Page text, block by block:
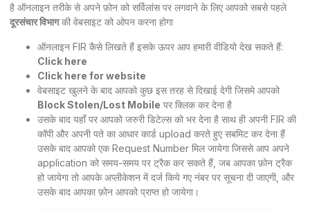
है ऑनलाइन तरीके से अपने फ़ोन को सर्विलांस पर लगवाने के लिए आपको सबसे पहले
दूरसंचार विभागकी वेबसाइट को ओपन करना होगा
ऑनलाइन FIR कैसे लिखते हैं इसके ऊपर आप हमारी वीडियो देख सकते हैं:
Click here
Click here for website
वेबसाइट खुलने के बाद आपको कुछ इस तरह से दिखाई देगी जिसमे आपको
Block Stolen/Lost Mobile पर क्लिक कर देना है
उसके बाद यहाँ पर आपको जरुरी डिटेल्स को भर देना है साथ ही अपनी FIR की
कॉपी और अपनी पते का आधार कार्ड upload करते हुए सबमिट कर देना हैं
उसके बाद आपको एक Request Number मिल जायेगा जिससे आप अपने
application को समय-समय पर ट्रैक कर सकते हैं, जब आपका फ़ोन ट्रैक
हो जायेगा तो आपके अप्लीकेशन में दर्ज किये गए नंबर पर सूचना दी जाएगी, और
उसके बाद आपका फ़ोन आपको प्राप्त हो जायेगा।